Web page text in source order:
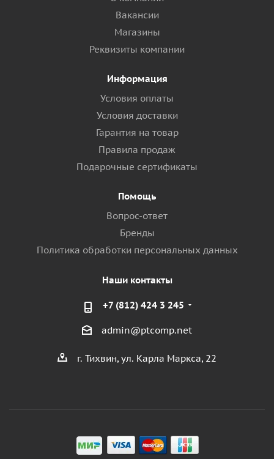
Вакансии
Магазины
Реквизиты компании
Информация
Условия оплаты
Условия доставки
Гарантия на товар
Правила продаж
Подарочные сертификаты
Помощь
Вопрос-ответ
Бренды
Политика обработки персональных данных
Наши контакты
+7 (812) 424 3 245
admin@ptcomp.net
г. Тихвин, ул. Карла Маркса, 22